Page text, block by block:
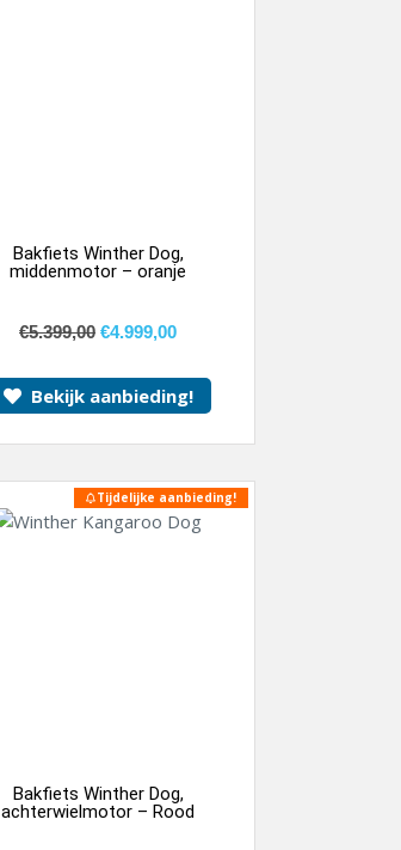
Bakfiets Winther Dog,
middenmotor – oranje
€5.399,00 €4.999,00
Bekijk aanbieding!
Tijdelijke aanbieding!
Bakfiets Winther Dog,
achterwielmotor – Rood